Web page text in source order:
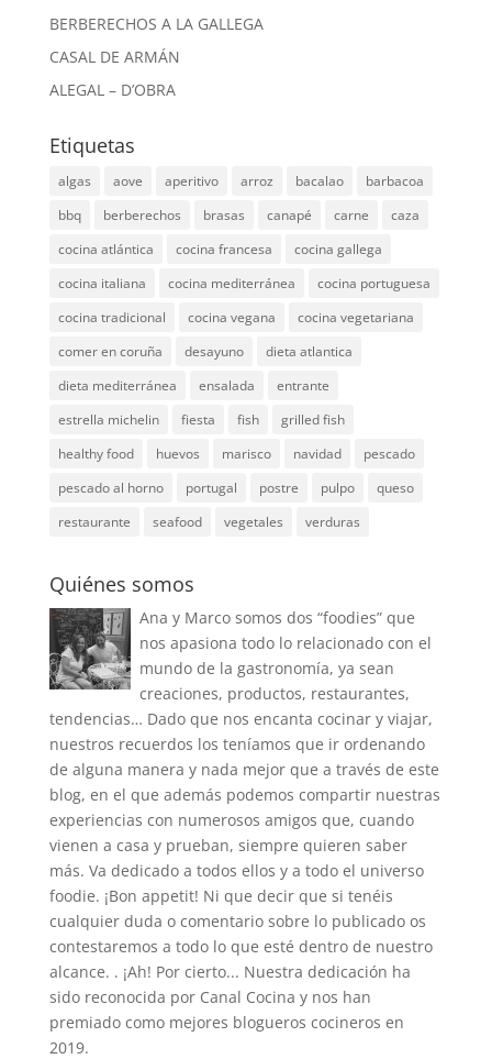
BERBERECHOS A LA GALLEGA
CASAL DE ARMÁN
ALEGAL – D’OBRA
Etiquetas
algas aove aperitivo arroz bacalao
barbacoa
bbq
berberechos brasas canapé carne
caza
cocina atlántica
cocina francesa
cocina gallega
cocina italiana
cocina mediterránea
cocina portuguesa
cocina tradicional
cocina vegana
cocina vegetariana
comer en coruña
desayuno
dieta atlantica
dieta mediterránea
ensalada
entrante
estrella michelin
fiesta fish
grilled fish
healthy food
huevos marisco navidad
pescado
pescado al horno
portugal postre pulpo
queso
restaurante
seafood vegetales verduras
Quiénes somos
Ana y Marco somos dos “foodies” que
nos apasiona todo lo relacionado con el
mundo de la gastronomía, ya sean
creaciones, productos, restaurantes,
tendencias… Dado que nos encanta cocinar y viajar,
nuestros recuerdos los teníamos que ir ordenando
de alguna manera y nada mejor que a través de este
blog, en el que además podemos compartir nuestras
experiencias con numerosos amigos que, cuando
vienen a casa y prueban, siempre quieren saber
más. Va dedicado a todos ellos y a todo el universo
foodie. ¡Bon appetit! Ni que decir que si tenéis
cualquier duda o comentario sobre lo publicado os
contestaremos a todo lo que esté dentro de nuestro
alcance. . ¡Ah! Por cierto... Nuestra dedicación ha
sido reconocida por Canal Cocina y nos han
premiado como mejores blogueros cocineros en
2019.